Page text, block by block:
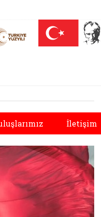
açılır)
bağış sayfası (yeni sekmede açılır)
İletişim
Sonraki